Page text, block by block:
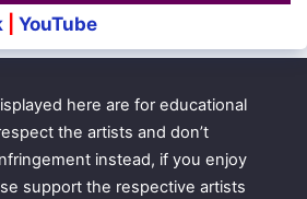
YouTube
here are for educational
the artists and don’t
instead, if you enjoy
support the respective artists